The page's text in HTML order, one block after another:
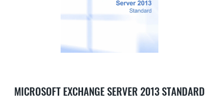
MICROSOFT EXCHANGE SERVER 2013 STANDARD